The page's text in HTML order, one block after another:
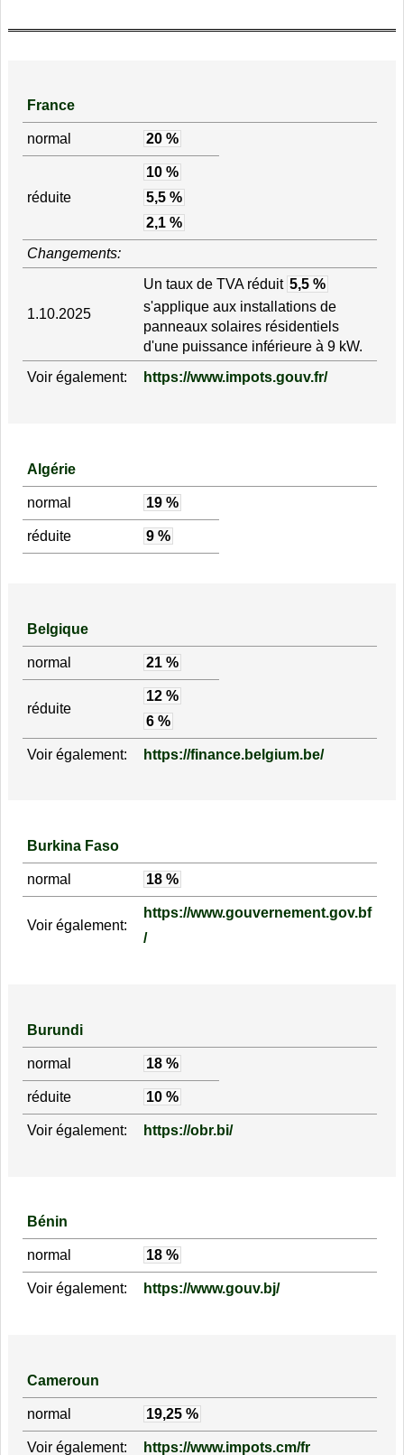
France
normal 20 %
réduite
10 %
5,5 %
2,1 %
Changements:
1.10.2025
Un taux de TVA réduit 5,5 %
s'applique aux installations de
panneaux solaires résidentiels
d'une puissance inférieure à 9 kW.
Voir également:
https://www.impots.gouv.fr/
Algérie
normal 19 %
réduite 9 %
Belgique
normal 21 %
réduite
12 %
6 %
Voir également: https://finance.belgium.be/
Burkina Faso
normal 18 %
Voir également:
https://www.gouvernement.gov.bf
/
Burundi
normal 18 %
réduite 10 %
Voir également: https://obr.bi/
Bénin
normal 18 %
Voir également: https://www.gouv.bj/
Cameroun
normal 19,25 %
Voir également: https://www.impots.cm/fr